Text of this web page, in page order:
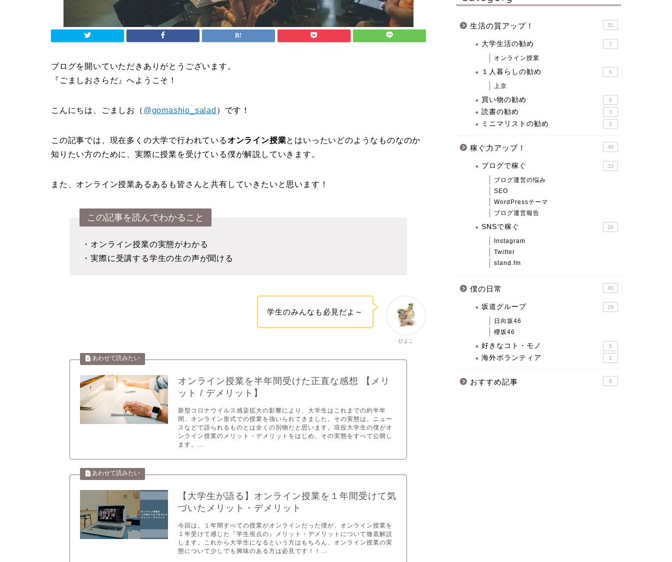
ブログを開いていただきありがとうございます。
『ごましおさらだ』へようこそ！
こんにちは、ごましお（ @gomashio_salad ）です！
この記事では、現在多くの大学で行われているオンライン授業とはいったいどのようなものなのか
知りたい方のために、実際に授業を受けている僕が解説していきます。
また、オンライン授業あるあるも皆さんと共有していきたいと思います！
この記事を読んでわかること
・オンライン授業の実態がわかる
・実際に受講する学生の生の声が聞ける
ひよこ
学生のみんなも必見だよ～
オンライン授業を半年間受けた正直な感想 【メリ
ット / デメリット】
新型コロナウイルス感染拡大の影響により、大学生はこれまでの約半年
間、オンライン形式での授業を強いられてきました。その実態は、ニュー
スなどで語られるものとは全くの別物だと思います。現役大学生の僕がオ
ンライン授業のメリット・デメリットをはじめ、その実態をすべて公開し
ます。...
【大学生が語る】オンライン授業を１年間受けて気
づいたメリット・デメリット
今回は、１年間すべての授業がオンラインだった僕が、オンライン授業を
１年受けて感じた『学生視点の』メリット・デメリットについて徹底解説
します。これから大学生になるという方はもちろん、オンライン授業の実
態について少しでも興味のある方は必見です！！...
生活の質アップ！ 31
大学生活の勧め 7
オンライン授業
１人暮らしの勧め 6
上京
買い物の勧め 6
読書の勧め 3
ミニマリストの勧め 5
稼ぐ力アップ！ 49
ブログで稼ぐ 33
ブログ運営の悩み
SEO
WordPressテーマ
ブログ運営報告
SNSで稼ぐ 16
Instagram
Twitter
stand.fm
僕の日常 45
坂道グループ 29
日向坂46
櫻坂46
好きなコト・モノ 5
海外ボランティア 1
おすすめ記事 6